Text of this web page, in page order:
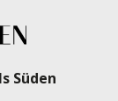
Süden